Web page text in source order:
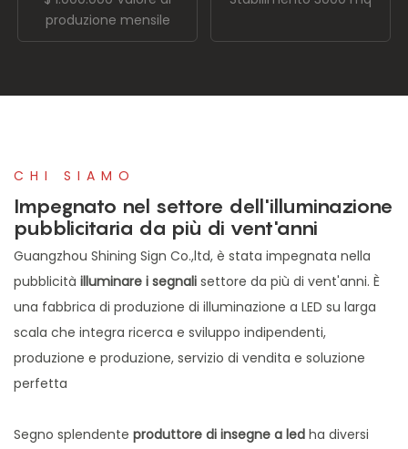
produzione mensile
CHI SIAMO
Impegnato nel settore dell'illuminazione
pubblicitaria da più di vent'anni
Guangzhou Shining Sign Co.,ltd, è stata impegnata nella
pubblicità illuminare i segnali settore da più di vent'anni. È
una fabbrica di produzione di illuminazione a LED su larga
scala che integra ricerca e sviluppo indipendenti,
produzione e produzione, servizio di vendita e soluzione
perfetta
Segno splendente produttore di insegne a led ha diversi